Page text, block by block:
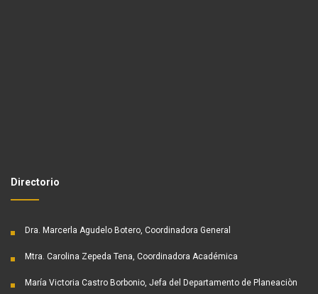
Directorio
Dra. Marcerla Agudelo Botero, Coordinadora General
Mtra. Carolina Zepeda Tena, Coordinadora Académica
María Victoria Castro Borbonio, Jefa del Departamento de Planeaciòn